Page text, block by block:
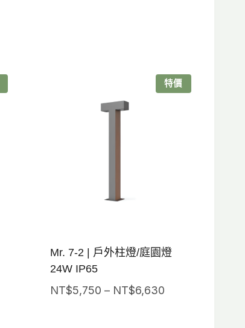
特價
Mr. 7-2 | 戶外柱燈/庭園燈
24W IP65
NT$5,750 – NT$6,630